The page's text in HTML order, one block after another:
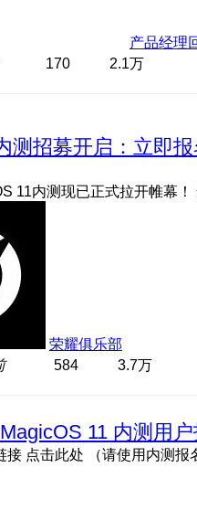
产品经理
170 2.1万
测招募开启：立即
荣耀俱乐部
584 3.7万
MagicOS 11 内测用